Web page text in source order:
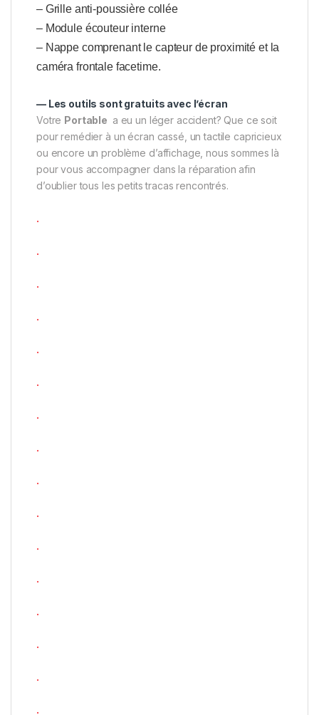
– Grille anti-poussière collée
– Module écouteur interne
– Nappe comprenant le capteur de proximité et la
caméra frontale facetime.
— Les outils sont gratuits avec l’écran
Votre Portable a eu un léger accident? Que ce soit
pour remédier à un écran cassé, un tactile capricieux
ou encore un problème d’affichage, nous sommes là
pour vous accompagner dans la réparation afin
d’oublier tous les petits tracas rencontrés.
.
.
.
.
.
.
.
.
.
.
.
.
.
.
.
.